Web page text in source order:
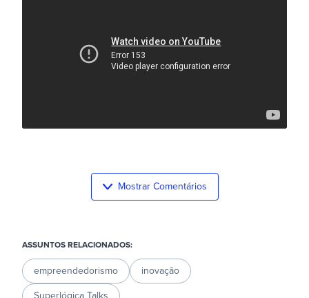
Mostrar Comentários
ASSUNTOS RELACIONADOS:
empreendedorismo inovação
Superlógica Talks